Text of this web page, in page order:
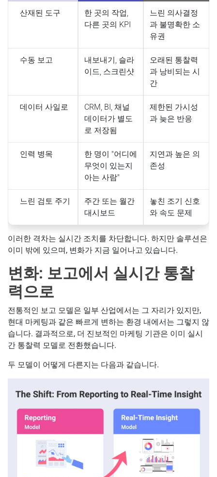
산재된 도구
한 곳의 작업,
다른 곳의 KPI
느린 의사결정
과 불명확한 소
유권
수동 보고
내보내기, 슬라
이드, 스크린샷
오래된 통찰력
과 낭비되는 시
간
데이터 사일로
CRM, BI, 채널
데이터가 별도
로 저장됨
제한된 가시성
과 늦은 반응
인력 병목
한 명이 "어디에
무엇이 있는지
아는 사람"
지연과 높은 의
존성
느린 검토 주기
주간 또는 월간
대시보드
놓친 조기 신호
와 속도 문제
이러한 격차는 실시간 조치를 차단합니다. 하지만 솔루션은
이미 밖에 있으며, 변화가 지금 일어나고 있습니다.
변화: 보고에서 실시간 통찰
력으로
전통적인 보고 모델은 일부 산업에서는 그 자리가 있지만,
현대 마케팅과 같은 빠르게 변하는 환경 내에서는 그렇지 않
습니다. 결과적으로, 더 진보적인 마케팅 기관은 이미 실시
간 통찰력 모델로 전환했습니다.
두 모델이 어떻게 다른지는 다음과 같습니다.